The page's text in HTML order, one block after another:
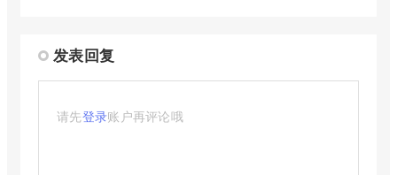
发表回复
请先登录账户再评论哦